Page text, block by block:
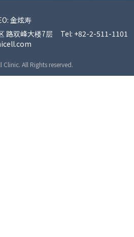
金炫寿
路双峰大楼7层
Tel: +82-2-511-1101
All Rights reserved.